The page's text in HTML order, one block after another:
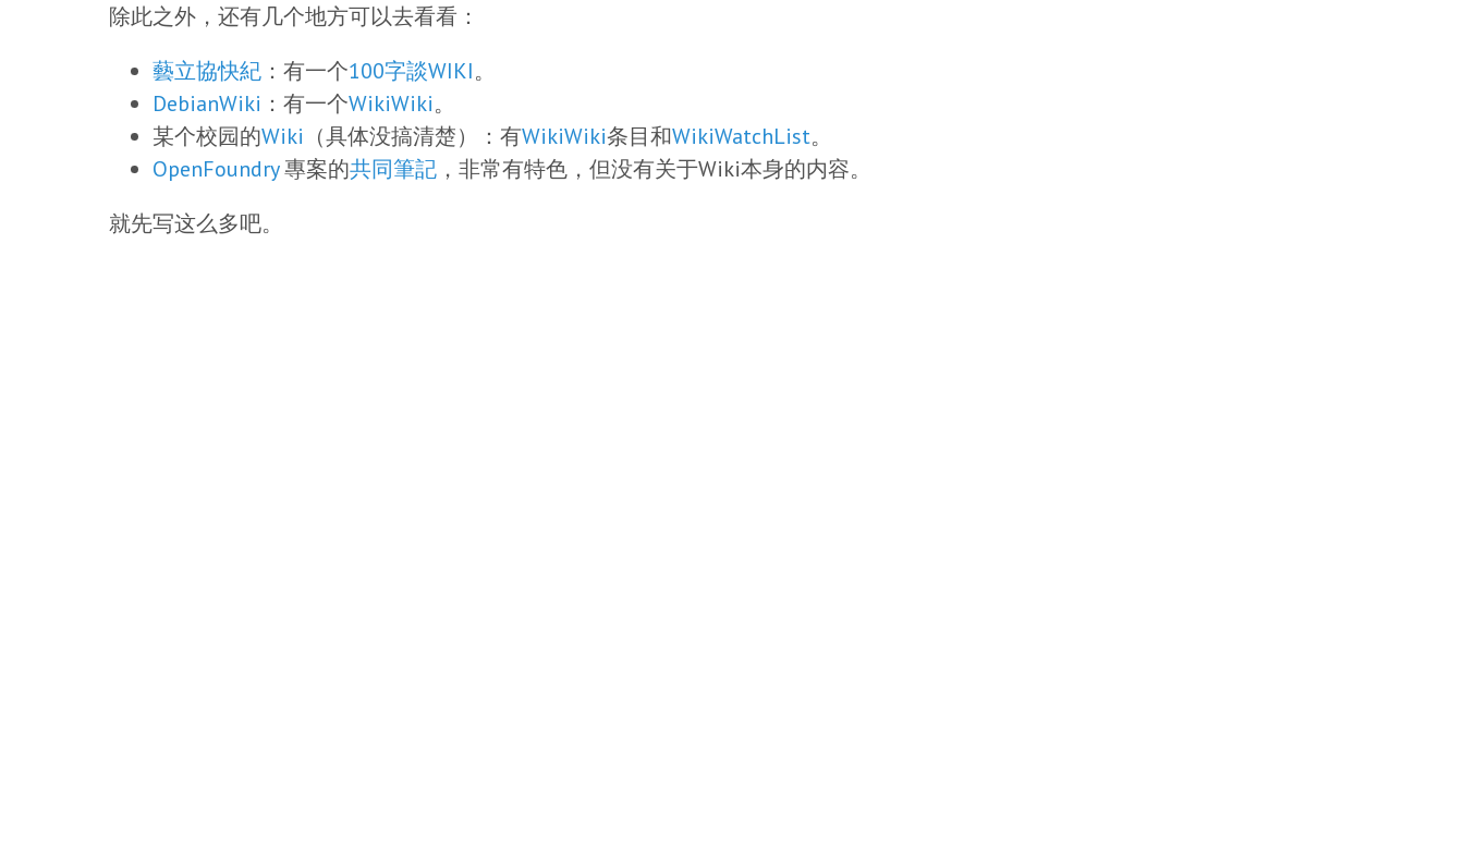
除此之外，还有几个地方可以去看看：
藝立協快紀 ：有一个100字談WIKI。
DebianWiki ：有一个WikiWiki。
某个校园的Wiki （具体没搞清楚）：有WikiWiki条目和WikiWatchList。
OpenFoundry專案的共同筆記 ，非常有特色，但没有关于Wiki本身的内容。
就先写这么多吧。